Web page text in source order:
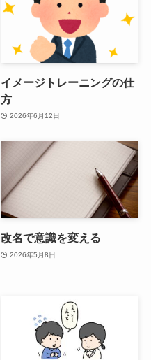
イメージトレーニングの仕
方
2026年6月12日
改名で意識を変える
2026年5月8日